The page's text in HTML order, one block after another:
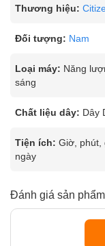
Thương hiệu:
Đối tượng: Nam
Loại máy: Năng
sáng
Chất liệu dây: Dây
Tiện ích: Giờ, phút,
ngày
Đánh giá sản